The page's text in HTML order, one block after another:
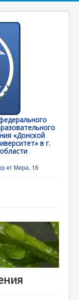
«Донской
в г.
кт Мира, 16